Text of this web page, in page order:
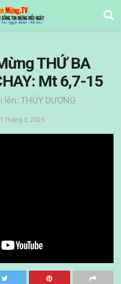
THỨ BA
Mt 6,7-15
THÙY DƯƠNG
Tháng 3, 2025